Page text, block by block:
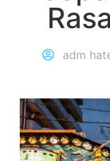
adm